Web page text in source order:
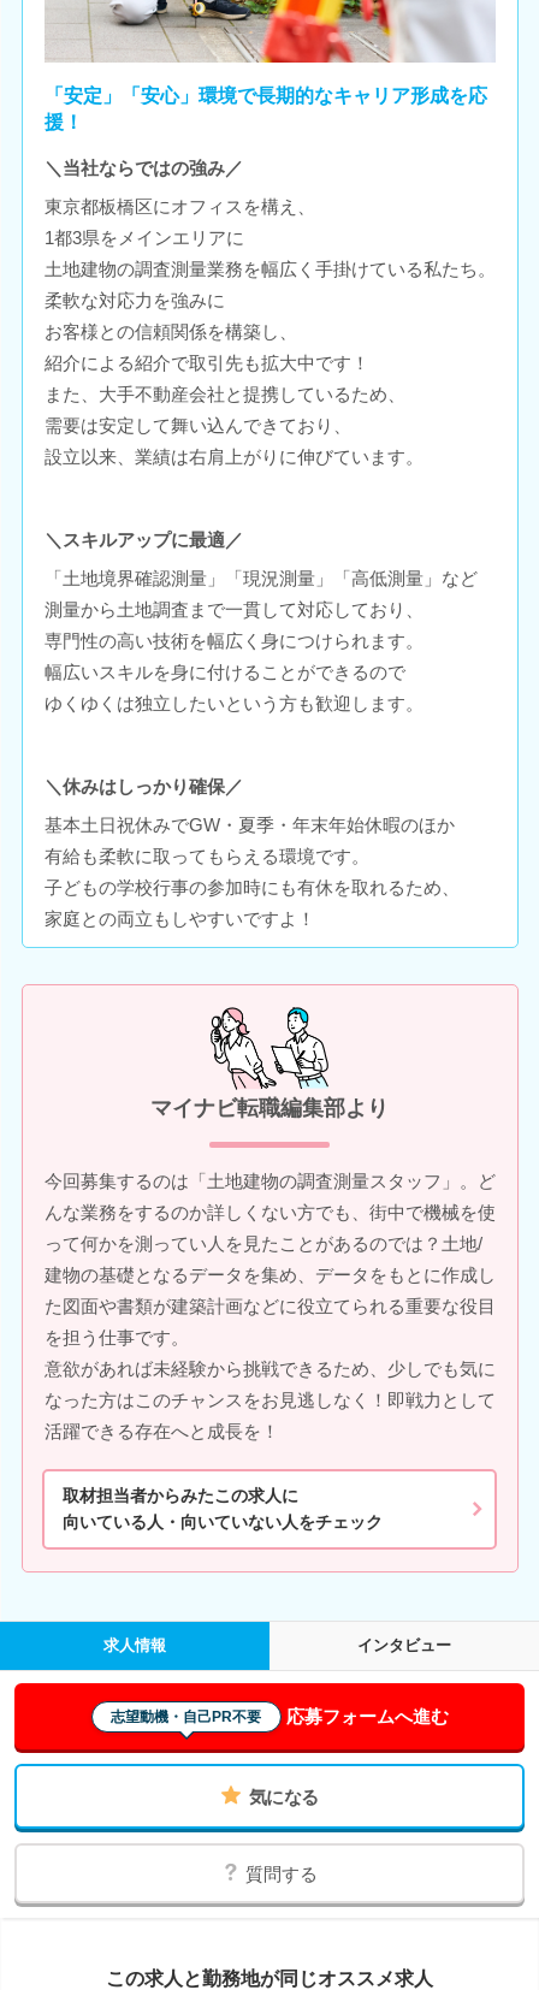
「安定」「安心」環境で長期的なキャリア形成を応
援！
＼当社ならではの強み／
東京都板橋区にオフィスを構え、
1都3県をメインエリアに
土地建物の調査測量業務を幅広く手掛けている私たち。
柔軟な対応力を強みに
お客様との信頼関係を構築し、
紹介による紹介で取引先も拡大中です！
また、大手不動産会社と提携しているため、
需要は安定して舞い込んできており、
設立以来、業績は右肩上がりに伸びています。
＼スキルアップに最適／
「土地境界確認測量」「現況測量」「高低測量」など
測量から土地調査まで一貫して対応しており、
専門性の高い技術を幅広く身につけられます。
幅広いスキルを身に付けることができるので
ゆくゆくは独立したいという方も歓迎します。
＼休みはしっかり確保／
基本土日祝休みでGW・夏季・年末年始休暇のほか
有給も柔軟に取ってもらえる環境です。
子どもの学校行事の参加時にも有休を取れるため、
家庭との両立もしやすいですよ！
マイナビ転職編集部より
今回募集するのは「土地建物の調査測量スタッフ」。ど
んな業務をするのか詳しくない方でも、街中で機械を使
って何かを測ってい人を見たことがあるのでは？土地/
建物の基礎となるデータを集め、データをもとに作成し
た図面や書類が建築計画などに役立てられる重要な役目
を担う仕事です。
意欲があれば未経験から挑戦できるため、少しでも気に
なった方はこのチャンスをお見逃しなく！即戦力として
活躍できる存在へと成長を！
取材担当者からみたこの求人に
向いている人・向いていない人をチェック
求人情報 インタビュー
志望動機・自己PR不要 応募フォームへ進む
気になる
質問する
この求人と勤務地が同じオススメ求人